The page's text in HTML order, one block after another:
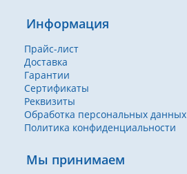
Информация
Прайс-лист
Доставка
Гарантии
Сертификаты
Реквизиты
Обработка персональных данных
Политика конфиденциальности
Мы принимаем